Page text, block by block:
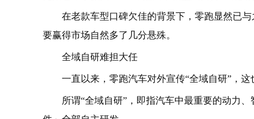
在老款车型口碑欠佳的背景下，零跑显然已
要赢得市场自然多了几分悬殊。
全域自研难担大任
一直以来，零跑汽车对外宣传“全域自研”，
所谓“全域自研”，即指汽车中最重要的动力